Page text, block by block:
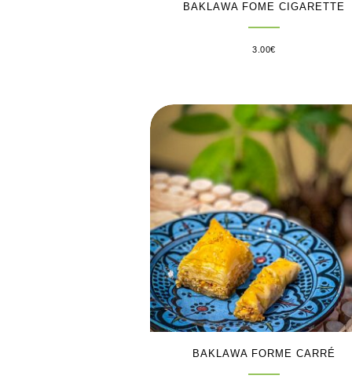
BAKLAWA FOME CIGARETTE
3.00€
BAKLAWA FORME CARRÉ